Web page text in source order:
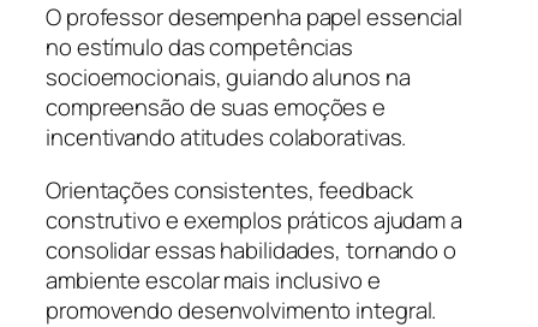
O professor desempenha papel essencial
no estímulo das competências
socioemocionais, guiando alunos na
compreensão de suas emoções e
incentivando atitudes colaborativas.
Orientações consistentes, feedback
construtivo e exemplos práticos ajudam a
consolidar essas habilidades, tornando o
ambiente escolar mais inclusivo e
promovendo desenvolvimento integral.